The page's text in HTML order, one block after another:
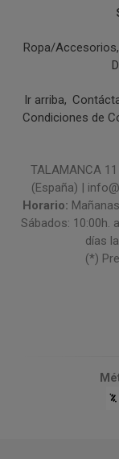
Ropa/Accesorios
Ir arriba
Condiciones de
TALAMANCA
(España) |
Horario:
Sábados: 10:00h.
días
(*)